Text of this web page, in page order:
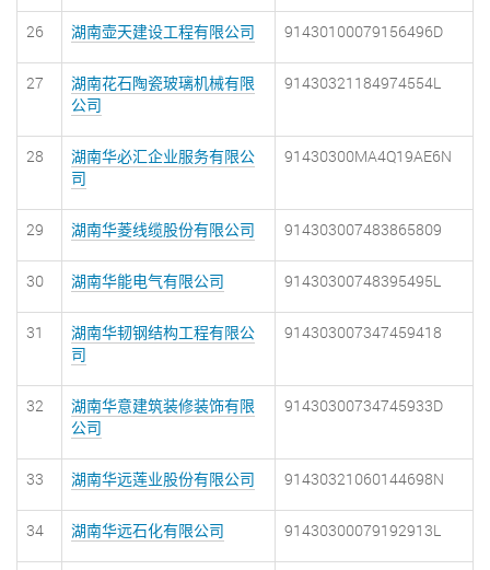
26 湖南壶天建设工程有限公司 91430100079156496D
27
湖南花石陶瓷玻璃机械有限
公司
91430321184974554L
28
湖南华必汇企业服务有限公
司
91430300MA4Q19AE6N
29 湖南华菱线缆股份有限公司 914303007483865809
30 湖南华能电气有限公司 91430300748395495L
31
湖南华韧钢结构工程有限公
司
914303007347459418
32
湖南华意建筑装修装饰有限
公司
91430300734745933D
33 湖南华远莲业股份有限公司 91430321060144698N
34 湖南华远石化有限公司 91430300079192913L